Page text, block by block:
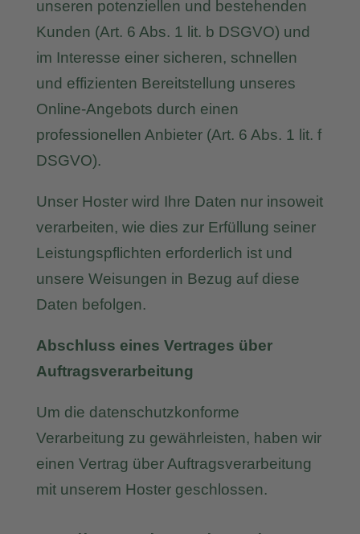
unseren potenziellen und bestehenden
Kunden (Art. 6 Abs. 1 lit. b DSGVO) und
im Interesse einer sicheren, schnellen
und effizienten Bereitstellung unseres
Online-Angebots durch einen
professionellen Anbieter (Art. 6 Abs. 1 lit. f
DSGVO).
Unser Hoster wird Ihre Daten nur insoweit
verarbeiten, wie dies zur Erfüllung seiner
Leistungspflichten erforderlich ist und
unsere Weisungen in Bezug auf diese
Daten befolgen.
Abschluss eines Vertrages über
Auftragsverarbeitung
Um die datenschutzkonforme
Verarbeitung zu gewährleisten, haben wir
einen Vertrag über Auftragsverarbeitung
mit unserem Hoster geschlossen.